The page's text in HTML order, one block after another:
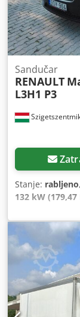
Sandučar
RENAULT
L3H1 P3
Stanje: rabljeno
132 kW (179,47
bijela, vrsta
prostora za
2.020 mm
,
proizvodnje:
stabilnosti